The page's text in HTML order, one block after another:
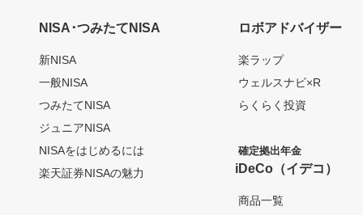
NISA･つみたてNISA
新NISA
一般NISA
つみたてNISA
ジュニアNISA
NISAをはじめるには
楽天証券NISAの魅力
ロボアドバイザー
楽ラップ
ウェルスナビ×R
らくらく投資
確定拠出年金
iDeCo（イデコ）
商品一覧